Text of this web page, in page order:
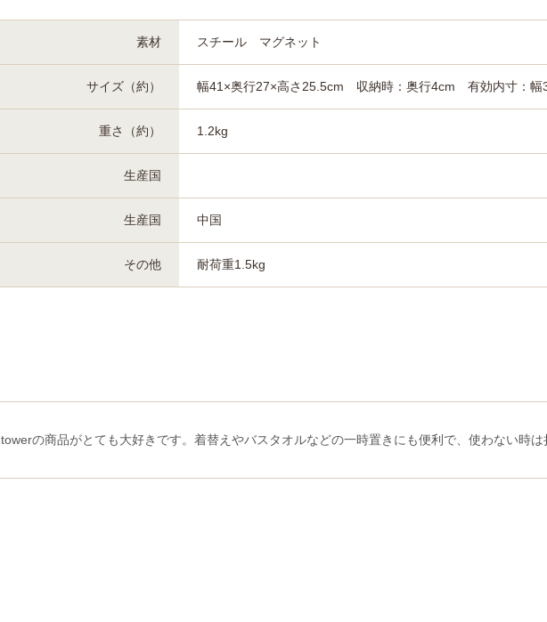
素材 スチール マグネット
サイズ（約） 幅41×奥行27×高さ25.5cm 収納時：奥行4cm 有効内寸：幅
重さ（約） 1.2kg
生産国
生産国 中国
その他 耐荷重1.5kg
towerの商品がとても大好きです。着替えやバスタオルなどの一時置きにも便利で、使わない時